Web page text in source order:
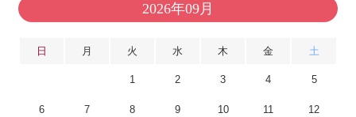
2026年09月
日 月 火 水 木 金 土
1 2 3 4 5
6 7 8 9 10 11 12